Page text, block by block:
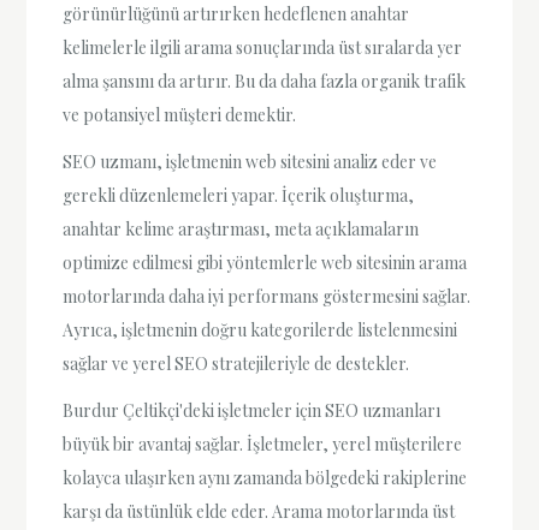
görünürlüğünü artırırken hedeflenen anahtar
kelimelerle ilgili arama sonuçlarında üst sıralarda yer
alma şansını da artırır. Bu da daha fazla organik trafik
ve potansiyel müşteri demektir.
SEO uzmanı, işletmenin web sitesini analiz eder ve
gerekli düzenlemeleri yapar. İçerik oluşturma,
anahtar kelime araştırması, meta açıklamaların
optimize edilmesi gibi yöntemlerle web sitesinin arama
motorlarında daha iyi performans göstermesini sağlar.
Ayrıca, işletmenin doğru kategorilerde listelenmesini
sağlar ve yerel SEO stratejileriyle de destekler.
Burdur Çeltikçi'deki işletmeler için SEO uzmanları
büyük bir avantaj sağlar. İşletmeler, yerel müşterilere
kolayca ulaşırken aynı zamanda bölgedeki rakiplerine
karşı da üstünlük elde eder. Arama motorlarında üst